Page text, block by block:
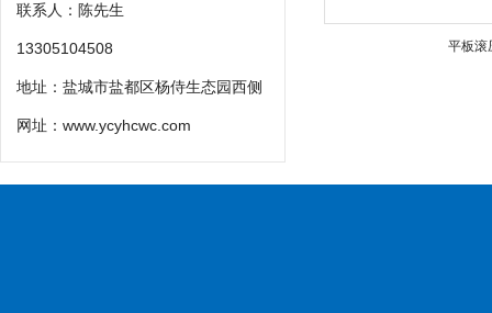
联系人：陈先生
13305104508
地址：盐城市盐都区杨侍生态园西侧
网址： www.ycyhcwc.com
平板滚